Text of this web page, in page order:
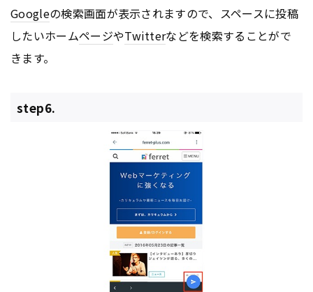
Googleの検索画面が表示されますので、スペースに投稿
したいホームページやTwitterなどを検索することがで
きます。
step6.